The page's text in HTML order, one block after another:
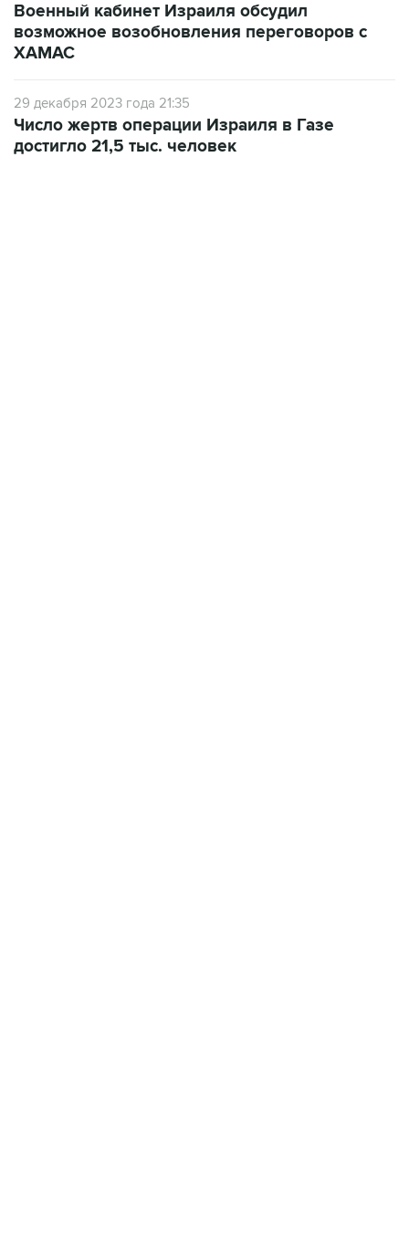
Военный кабинет Израиля обсудил
возможное возобновления переговоров с
ХАМАС
29 декабря 2023 года 21:35
Число жертв операции Израиля в Газе
достигло 21,5 тыс. человек